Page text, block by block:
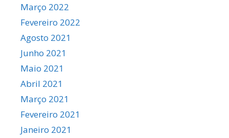
Março 2022
Fevereiro 2022
Agosto 2021
Junho 2021
Maio 2021
Abril 2021
Março 2021
Fevereiro 2021
Janeiro 2021